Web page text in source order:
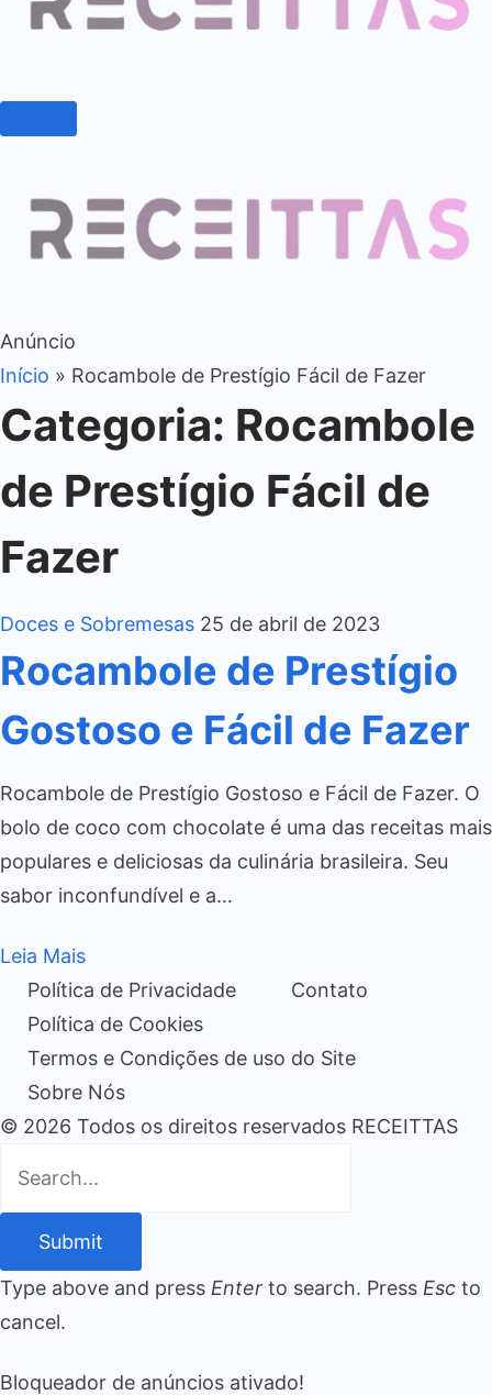
Anúncio
Início » Rocambole de Prestígio Fácil de Fazer
Categoria: Rocambole
de Prestígio Fácil de
Fazer
Doces e Sobremesas 25 de abril de 2023
Rocambole de Prestígio
Gostoso e Fácil de Fazer
Rocambole de Prestígio Gostoso e Fácil de Fazer. O
bolo de coco com chocolate é uma das receitas mais
populares e deliciosas da culinária brasileira. Seu
sabor inconfundível e a…
Leia Mais
Política de Privacidade
Contato
Política de Cookies
Termos e Condições de uso do Site
Sobre Nós
© 2026 Todos os direitos reservados RECEITTAS
Submit
Type above and press Enter to search. Press Esc to
cancel.
Bloqueador de anúncios ativado!